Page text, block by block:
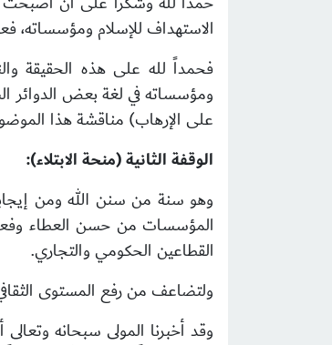
الاستهداف للإسلام ومؤسساته،
فحمداً لله على هذه الحقيقة
ومؤسساته في لغة بعض الدوائر
على الإرهاب) مناقشة هذا
الوقفة الثانية (منحة الابتلاء):
وهو سنة من سنن الله ومن
المؤسسات من حسن العطاء
القطاعين الحكومي والتجاري.
ولتضاعف من رفع المستوى
وقد أخبرنا المولى سبحانه